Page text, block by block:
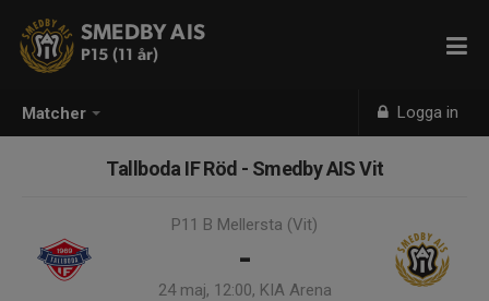
Matcher Logga in
SMEDBY AIS
P15 (11 år)
Tallboda IF Röd - Smedby AIS Vit
P11 B Mellersta (Vit)
-
24 maj, 12:00, KIA Arena